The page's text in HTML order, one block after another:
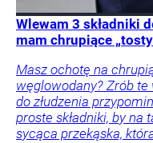
Wlewam 3 składniki
mam chrupiące
Masz ochotę na
węglowodany? Zrób
do złudzenia
proste składniki, by na
sycąca przekąska,